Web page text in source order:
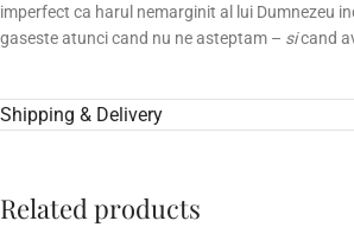
imperfect ca harul nemarginit al lui Dumnezeu
gaseste atunci cand nu ne asteptam – sicand
Shipping & Delivery
Related products